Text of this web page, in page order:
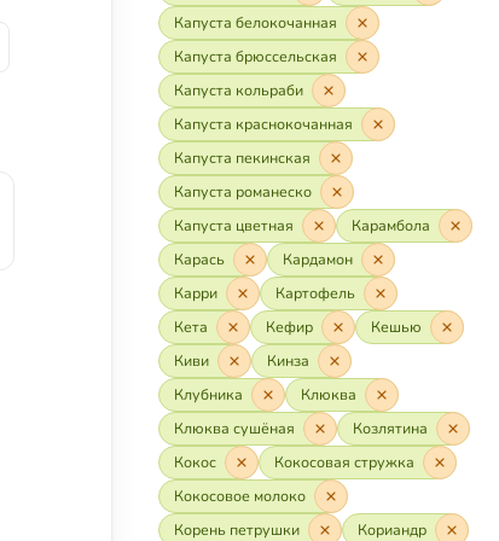
Капуста белокочанная
Капуста брюссельская
Капуста кольраби
Капуста краснокочанная
Капуста пекинская
Капуста романеско
Капуста цветная
Карамбола
Карась
Кардамон
Карри
Картофель
Кета
Кефир
Кешью
Киви
Кинза
Клубника
Клюква
Клюква сушёная
Козлятина
Кокос
Кокосовая стружка
Кокосовое молоко
Корень петрушки
Кориандр